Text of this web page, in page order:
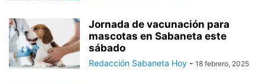
Jornada de vacunación para
mascotas en Sabaneta este
sábado
Redacción Sabaneta Hoy - 18 febrero, 2025